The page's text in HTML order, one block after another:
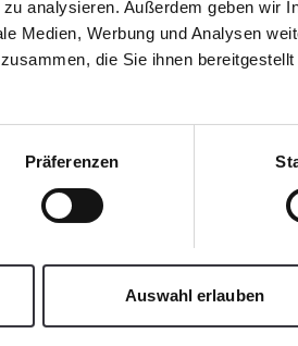
analysieren. Außerdem geben wir
Medien, Werbung und Analysen
die Sie ihnen
Präferenzen
Auswahl erlauben